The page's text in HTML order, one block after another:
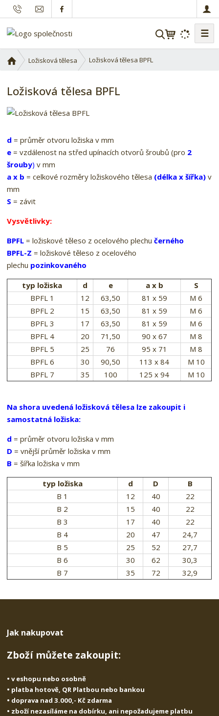
V
☰
v
d
í
a
n
a
Ložisková tělesa Ložisková tělesa BPFL
Ložisková tělesa BPFL
d = průměr otvoru ložiska v mm
e = vzdálenost na střed upínacích otvorů šroubů (pro 2
šrouby)v mm
a x b = celkové rozměry ložiskového tělesa (délka x šířka)v
mm
S = závit
Vysvětlivky:
BPFL = ložiskové těleso z ocelového plechu černého
BPFL-Z = ložiskové těleso z ocelového
plechu pozinkovaného
typ ložiska d e a x b
S
BPFL 1
12 63,50 81 x 59
M 6
BPFL 2
15 63,50 81 x 59
M 6
BPFL 3
17 63,50 81 x 59
M 6
BPFL 4
20 71,50 90 x 67
M 8
BPFL 5
25 76 95 x 71
M 8
BPFL 6
30 90,50 113 x 84
M 10
BPFL 7
35 100 125 x 94 M 10
Na shora uvedená ložisková tělesa lze zakoupit i
samostatná ložiska:
d = průměr otvoru ložiska v mm
D = vnější průměr ložiska v mm
B = šířka ložiska v mm
typ ložiska d D
B
B 1
12 40
22
B 2
15 40
22
B 3
17 40
22
B 4
20 47
24,7
B 5
25 52
27,7
B 6
30 62
30,3
B 7
35 72 32,9
Jak nakupovat
Zboží můžete zakoupit:
• v eshopu nebo osobně
• platba hotově, QR Platbou nebo bankou
• doprava nad 3.000,- Kč zdarma
• zboží nezasíláme na dobírku, ani nepožadujeme platbu